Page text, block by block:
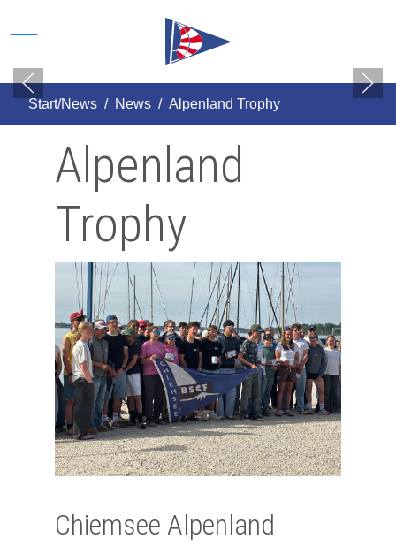
Mobile Menu Toggle
Start/News News Alpenland Trophy
Alpenland
Trophy
Chiemsee Alpenland